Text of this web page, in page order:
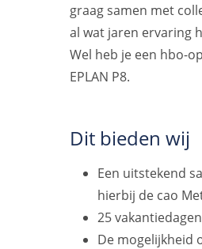
graag samen met
al wat jaren ervaring
Wel heb je een hbo-
EPLAN P8.
Dit bieden wij
Een uitstekend
hierbij de cao
25
De mogelijkheid